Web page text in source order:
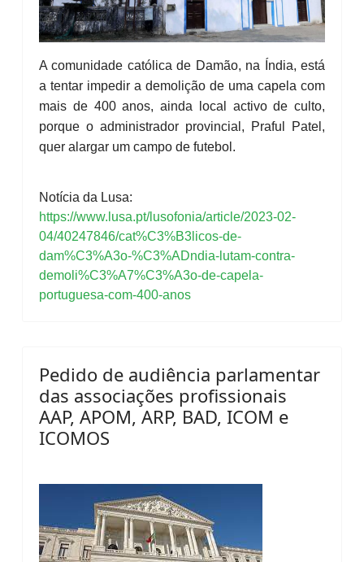
A comunidade católica de Damão, na Índia, está
a tentar impedir a demolição de uma capela com
mais de 400 anos, ainda local activo de culto,
porque o administrador provincial, Praful Patel,
quer alargar um campo de futebol.
Notícia da Lusa:
https://www.lusa.pt/lusofonia/article/2023-02-
04/40247846/cat%C3%B3licos-de-
dam%C3%A3o-%C3%ADndia-lutam-contra-
demoli%C3%A7%C3%A3o-de-capela-
portuguesa-com-400-anos
Pedido de audiência parlamentar
das associações profissionais
AAP, APOM, ARP, BAD, ICOM e
ICOMOS